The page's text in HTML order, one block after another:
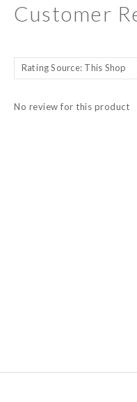
Customer
No review for this product